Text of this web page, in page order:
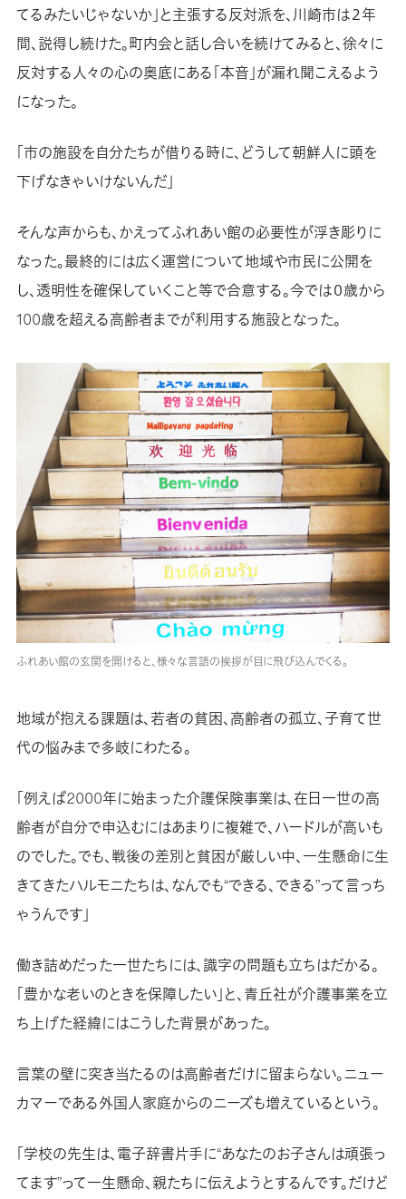
てるみたいじゃないか」と主張する反対派を、川崎市は２年
間、説得し続けた。町内会と話し合いを続けてみると、徐々に
反対する人々の心の奥底にある「本音」が漏れ聞こえるよう
になった。
「市の施設を自分たちが借りる時に、どうして朝鮮人に頭を
下げなきゃいけないんだ」
そんな声からも、かえってふれあい館の必要性が浮き彫りに
なった。最終的には広く運営について地域や市民に公開を
し、透明性を確保していくこと等で合意する。今では０歳から
100歳を超える高齢者までが利用する施設となった。
ふれあい館の玄関を開けると、様々な言語の挨拶が目に飛び込んでくる。
地域が抱える課題は、若者の貧困、高齢者の孤立、子育て世
代の悩みまで多岐にわたる。
「例えば2000年に始まった介護保険事業は、在日一世の高
齢者が自分で申込むにはあまりに複雑で、ハードルが高いも
のでした。でも、戦後の差別と貧困が厳しい中、一生懸命に生
きてきたハルモニたちは、なんでも“できる、できる”って言っち
ゃうんです」
働き詰めだった一世たちには、識字の問題も立ちはだかる。
「豊かな老いのときを保障したい」と、青丘社が介護事業を立
ち上げた経緯にはこうした背景があった。
言葉の壁に突き当たるのは高齢者だけに留まらない。ニュー
カマーである外国人家庭からのニーズも増えているという。
「学校の先生は、電子辞書片手に“あなたのお子さんは頑張っ
てます”って一生懸命、親たちに伝えようとするんです。だけど